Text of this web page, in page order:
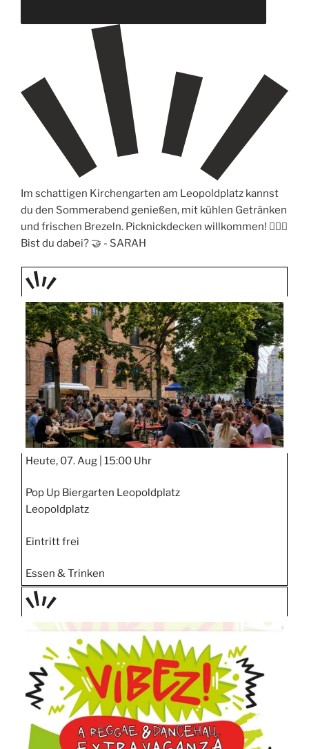
Im schattigen Kirchengarten am Leopoldplatz kannst
du den Sommerabend genießen, mit kühlen Getränken
und frischen Brezeln. Picknickdecken willkommen! 🧖🏼‍♀️
Bist du dabei? 🤝 - SARAH
TAGE
STIPP
Heute, 07. Aug | 15:00 Uhr
Pop Up Biergarten Leopoldplatz
Leopoldplatz
Eintritt frei
Essen & Trinken
TAGE